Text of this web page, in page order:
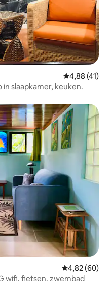
Gemiddelde
4,88 (41)
in slaapkamer, keuken.
Gemiddelde
4,82 (60)
wifi, fietsen, zwembad